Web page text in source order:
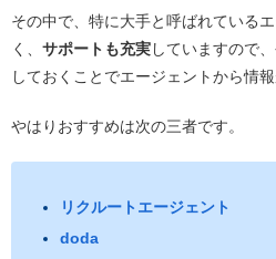
その中で、特に大手と呼ばれている
く、 サポートも充実していますので
しておくことでエージェントから情
やはりおすすめは次の三者です。
リクルートエージェント
doda